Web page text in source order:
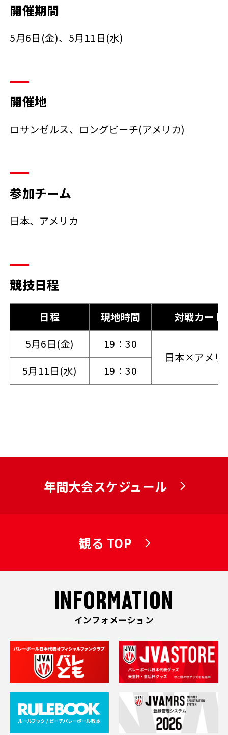
開催期間
5月6日(金)、5月11日(水)
開催地
ロサンゼルス、ロングビーチ(アメリカ)
参加チーム
日本、アメリカ
競技日程
日程 現地時間
対戦カード
5月6日(金)
19：30
日本×アメリ
5月11日(水)
19：30
年間大会スケジュール
観る TOP
INFORMATION
インフォメーション